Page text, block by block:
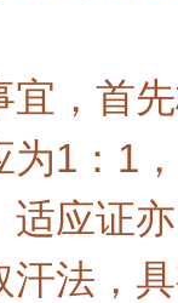
，首
1：1
应证
法，